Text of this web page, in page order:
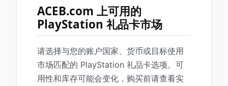
ACEB.com 上可用的
PlayStation 礼品卡市场
请选择与您的账户国家、货币或目标使用
市场匹配的 PlayStation 礼品卡选项。可
用性和库存可能会变化，购买前请查看实